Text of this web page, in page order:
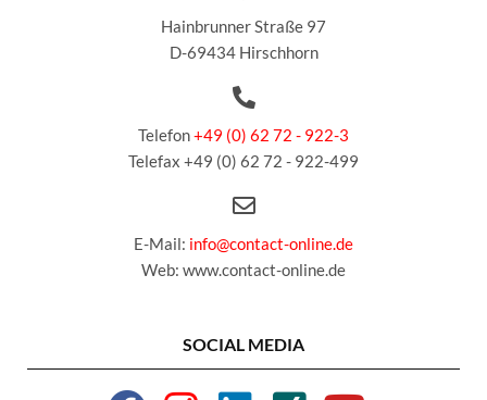
Hainbrunner Straße 97
D-69434 Hirschhorn
Telefon+49 (0) 62 72 - 922-3
Telefax +49 (0) 62 72 - 922-499
E-Mail: info@contact-online.de
Web: www.contact-online.de
SOCIAL MEDIA